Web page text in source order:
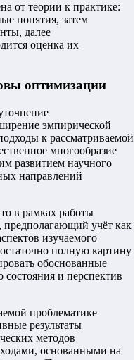
от теории к практике:
понятия, затем
далее
оценка их
оптимизации
эмпирической
к рассматриваемой
многообразие
развитием научного
направлений
в рамках работы
предполагающий учёт как
изучаемого
полную картину
обоснованные
и перспектив
проблематике
результаты
методов
основанными на